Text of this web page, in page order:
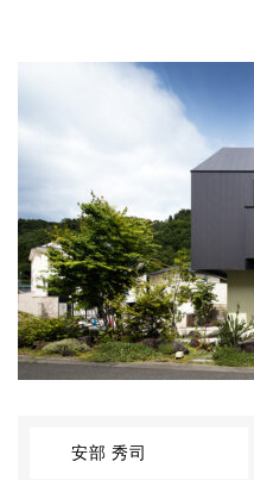
安部 秀司